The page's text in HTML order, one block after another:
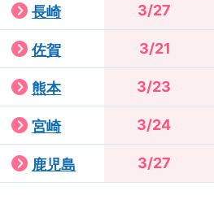
長崎 3/27
佐賀 3/21
熊本 3/23
宮崎 3/24
鹿児島 3/27